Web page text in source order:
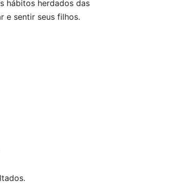
hábitos herdados das
e sentir seus filhos.